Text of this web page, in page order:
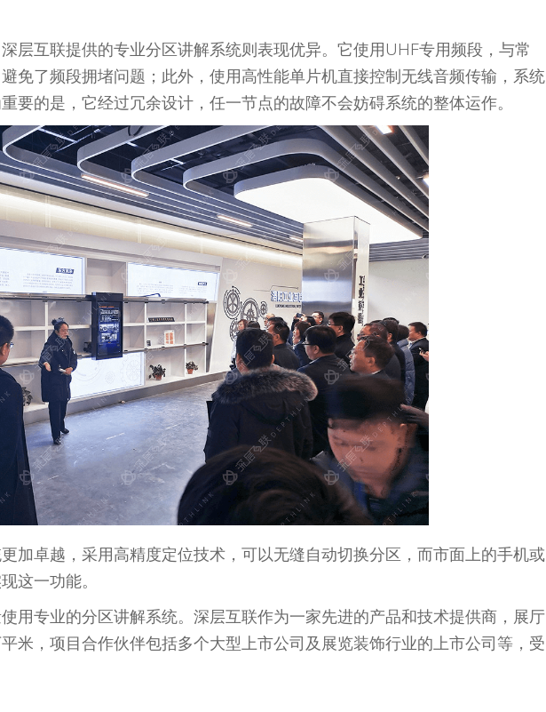
层互联提供的专业分区讲解系统则表现优异。它使用UHF专用频段，与常
免了频段拥堵问题；此外，使用高性能单片机直接控制无线音频传输，系统
要的是，它经过冗余设计，任一节点的故障不会妨碍系统的整体运作。
加卓越，采用高精度定位技术，可以无缝自动切换分区，而市面上的手机或
这一功能。
用专业的分区讲解系统。深层互联作为一家先进的产品和技术提供商，展厅
米，项目合作伙伴包括多个大型上市公司及展览装饰行业的上市公司等，受